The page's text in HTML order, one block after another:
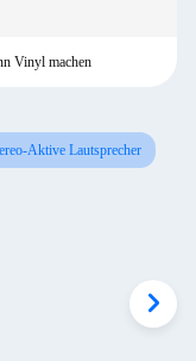
Vinyl machen
Aktive Lautsprecher